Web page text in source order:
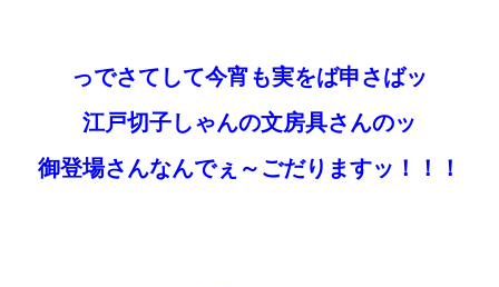
っでさてして今宵も実をば申さばッ
江戸切子しゃんの文房具さんのッ
御登場さんなんでぇ～ごだりますッ！！！